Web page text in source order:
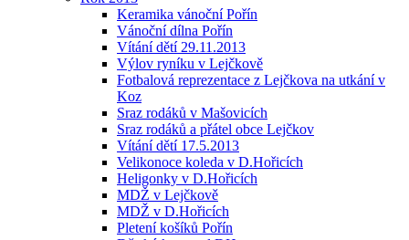
Keramika vánoční Pořín
Vánoční dílna Pořín
Vítání dětí 29.11.2013
Výlov ryníku v Lejčkově
Fotbalová reprezentace z Lejčkova na utkání v
Koz
Sraz rodáků v Mašovicích
Sraz rodáků a přátel obce Lejčkov
Vítání dětí 17.5.2013
Velikonoce koleda v D.Hořicích
Heligonky v D.Hořicích
MDŽ v Lejčkově
MDŽ v D.Hořicích
Pletení košíků Pořín